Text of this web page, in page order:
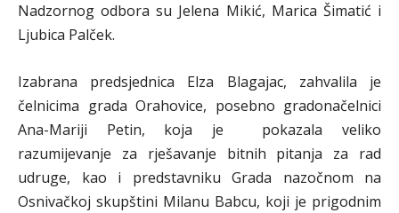
Nadzornog odbora su Jelena Mikić, Marica Šimatić i
Ljubica Palček.
Izabrana predsjednica Elza Blagajac, zahvalila je
čelnicima grada Orahovice, posebno gradonačelnici
Ana-Mariji Petin, koja je pokazala veliko
razumijevanje za rješavanje bitnih pitanja za rad
udruge, kao i predstavniku Grada nazočnom na
Osnivačkoj skupštini Milanu Babcu, koji je prigodnim